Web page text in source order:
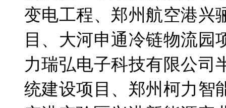
变电工程、郑州航空港兴
目、大河申通冷链物流园
力瑞弘电子科技有限公司
统建设项目、郑州柯力智